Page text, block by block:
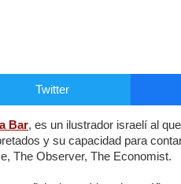
Twitter
Bar, es un ilustrador israelí al
y su capacidad para
The Observer, The Economist.